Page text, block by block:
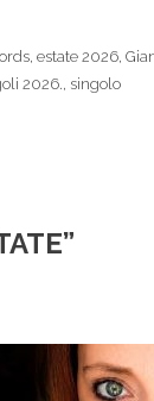
, estate 2026,
2026., singolo